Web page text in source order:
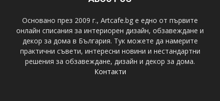
Основано през 2009 г., Artcafe.bg е едно от първите
онлайн списания за интериорен дизайн, обзавеждане и
декор за дома в България. Тук можете да намерите
практични съвети, интересни новини и нестандартни
решения за обзавеждане, дизайн и декор за дома.
Контакти